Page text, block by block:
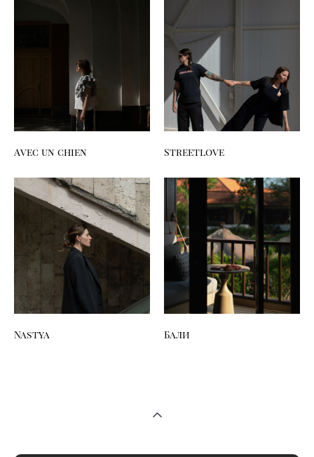
Avec un chien Streetlove
Nastya Бали